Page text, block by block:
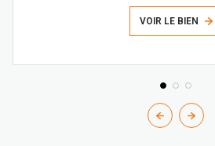
VOIR LE BIEN